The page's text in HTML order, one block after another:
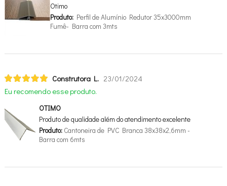
Otimo
Produto:Perfil de Alumínio Redutor 35x3000mm
Fumê- Barra com 3mts
Construtora L. 23/01/2024
Eu recomendo esse produto.
OTIMO
Produto de qualidade além do atendimento excelente
Produto:Cantoneira de PVC Branca 38x38x2,6mm -
Barra com 6mts